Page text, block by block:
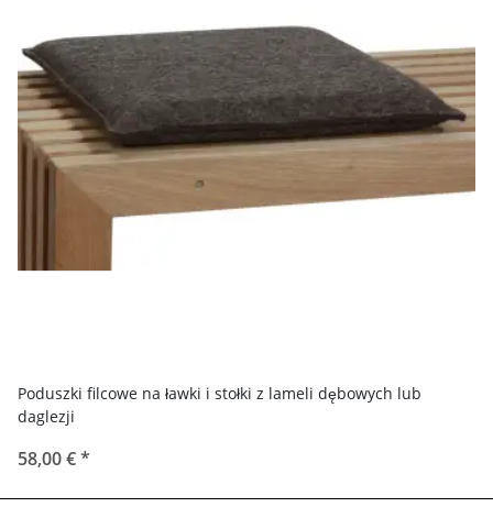
Poduszki filcowe na ławki i stołki z lameli dębowych lub
daglezji
58,00 €*